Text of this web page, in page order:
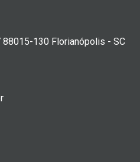
88015-130 Florianópolis - SC